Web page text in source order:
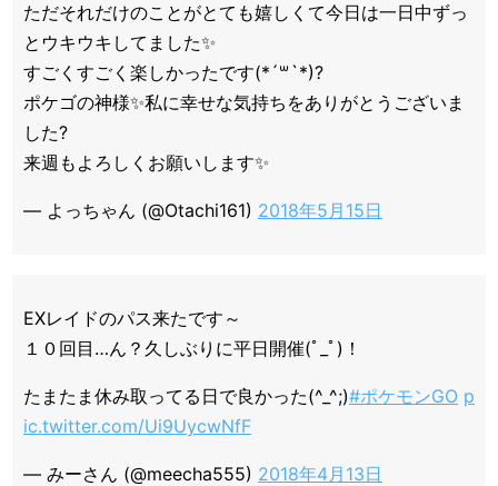
ただそれだけのことがとても嬉しくて今日は一日中ずっ
とウキウキしてました✨
すごくすごく楽しかったです(*´꒳`*)?
ポケゴの神様✨私に幸せな気持ちをありがとうございま
した?
来週もよろしくお願いします✨
— よっちゃん (@Otachi161) 2018年5月15日
EXレイドのパス来たです～
１０回目…ん？久しぶりに平日開催(ﾟ_ﾟ)！
たまたま休み取ってる日で良かった(^_^;)#ポケモンGO p
ic.twitter.com/Ui9UycwNfF
— みーさん (@meecha555) 2018年4月13日